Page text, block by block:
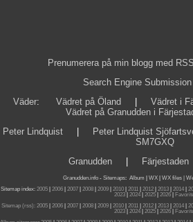
Prenumerera på min blogg med RSS
Search Engine
Väder: Vädret på Öland Vädret i
Vädret på Granudden i
Peter Lindquist
Peter Lindquist
SM7GXQ
Granudden| Färjestaden
Granudden.info- Sitemaps: Album WX WX files |
Sitemap index: 2005| 2006| 2007| 2008| 2009| 2010| 2011| 2012| 2013| 2014|
2023| 2024| 2025| 2026|
Sitemap (rss): 2005 2006 2007 2008 2009 2010 2011 2012 2013 2014
2023| 2024| 2025| 2026|